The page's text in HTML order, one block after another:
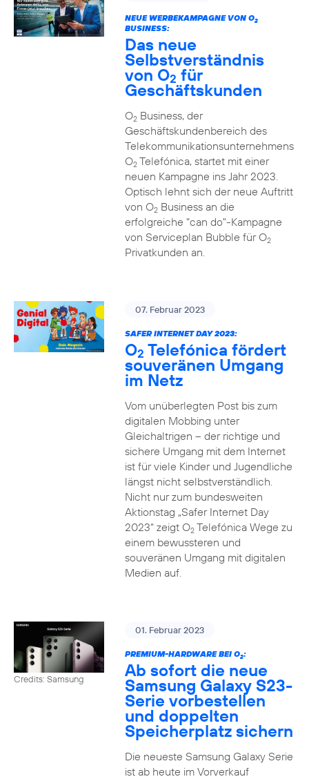
NEUE WERBEKAMPAGNE VON O2
BUSINESS:
Das neue
Selbstverständnis
von O2 für
Geschäftskunden
O2Business, der
Geschäftskundenbereich des
Telekommunikationsunternehmens
O2Telefónica, startet mit einer
neuen Kampagne ins Jahr 2023.
Optisch lehnt sich der neue Auftritt
von O2Business an die
erfolgreiche "can do"-Kampagne
von Serviceplan Bubble für O2
Privatkunden an.
07. Februar 2023
SAFER INTERNET DAY 2023:
O2 Telefónica fördert
souveränen Umgang
im Netz
Vom unüberlegten Post bis zum
digitalen Mobbing unter
Gleichaltrigen – der richtige und
sichere Umgang mit dem Internet
ist für viele Kinder und Jugendliche
längst nicht selbstverständlich.
Nicht nur zum bundesweiten
Aktionstag „Safer Internet Day
2023“ zeigt O2Telefónica Wege zu
einem bewussteren und
souveränen Umgang mit digitalen
Medien auf.
Credits: Samsung
01. Februar 2023
PREMIUM-HARDWARE BEI O2:
Ab sofort die neue
Samsung Galaxy S23-
Serie vorbestellen
und doppelten
Speicherplatz sichern
Die neueste Samsung Galaxy Serie
ist ab heute im Vorverkauf